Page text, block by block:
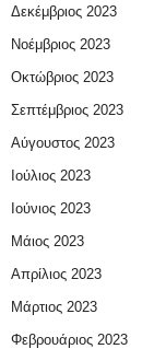
Δεκέμβριος 2023
Νοέμβριος 2023
Οκτώβριος 2023
Σεπτέμβριος 2023
Αύγουστος 2023
Ιούλιος 2023
Ιούνιος 2023
Μάιος 2023
Απρίλιος 2023
Μάρτιος 2023
Φεβρουάριος 2023